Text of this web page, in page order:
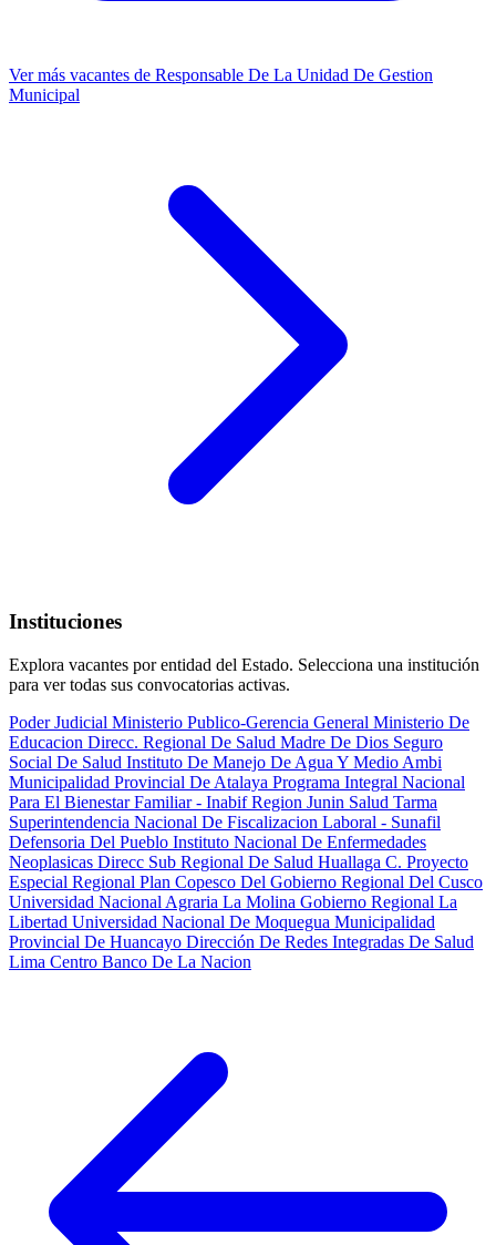
Ver más vacantes de Responsable De La Unidad De Gestion
Municipal
Instituciones
Explora vacantes por entidad del Estado. Selecciona una institución
para ver todas sus convocatorias activas.
Poder Judicial Ministerio Publico-Gerencia General Ministerio De
Educacion Direcc. Regional De Salud Madre De Dios Seguro
Social De Salud Instituto De Manejo De Agua Y Medio Ambi
Municipalidad Provincial De Atalaya Programa Integral Nacional
Para El Bienestar Familiar - InabifRegion Junin Salud Tarma
Superintendencia Nacional De Fiscalizacion Laboral - Sunafil
Defensoria Del Pueblo Instituto Nacional De Enfermedades
Neoplasicas Direcc Sub Regional De Salud Huallaga C. Proyecto
Especial Regional Plan Copesco Del Gobierno Regional Del Cusco
Universidad Nacional Agraria La Molina Gobierno Regional La
Libertad Universidad Nacional De Moquegua Municipalidad
Provincial De Huancayo Dirección De Redes Integradas De Salud
Lima Centro Banco De La Nacion